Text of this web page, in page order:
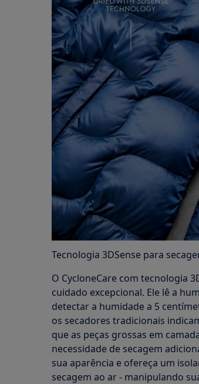
Tecnologia 3DSense para
O CycloneCare com tecnologia
cuidado excepcional. Ele lê a
detectar a humidade a 5
os secadores tradicionais
que as peças grossas em
necessidade de secagem
sua aparência e ofereça um
secagem ao ar - manipulando